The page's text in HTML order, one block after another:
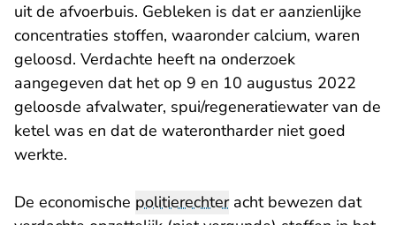
uit de afvoerbuis. Gebleken is dat er aanzienlijke
concentraties stoffen, waaronder calcium, waren
geloosd. Verdachte heeft na onderzoek
aangegeven dat het op 9 en 10 augustus 2022
geloosde afvalwater, spui/regeneratiewater van de
ketel was en dat de waterontharder niet goed
werkte.
De economische politierechteracht bewezen dat